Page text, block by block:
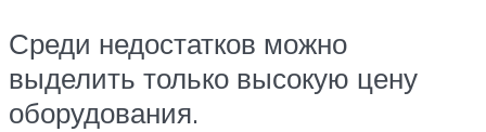
Среди недостатков можно
выделить только высокую цену
оборудования.